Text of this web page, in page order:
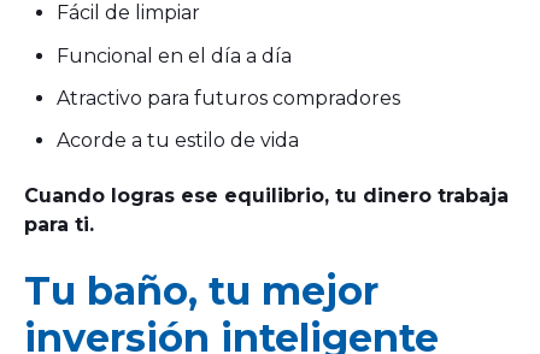
Fácil de limpiar
Funcional en el día a día
Atractivo para futuros compradores
Acorde a tu estilo de vida
Cuando logras ese equilibrio, tu dinero trabaja
para ti.
Tu baño, tu mejor
inversión inteligente